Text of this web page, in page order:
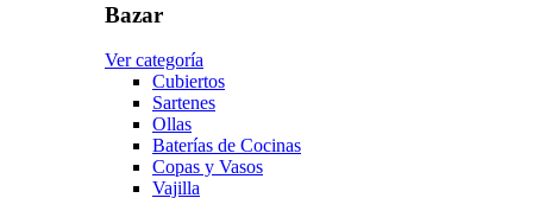
Bazar
Ver categoría
Cubiertos
Sartenes
Ollas
Baterías de Cocinas
Copas y Vasos
Vajilla